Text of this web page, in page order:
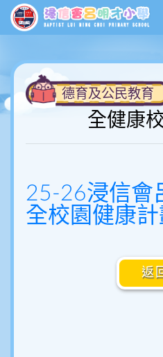
德育及公民教育
全健康
25-26浸信會
全校園健康計
返